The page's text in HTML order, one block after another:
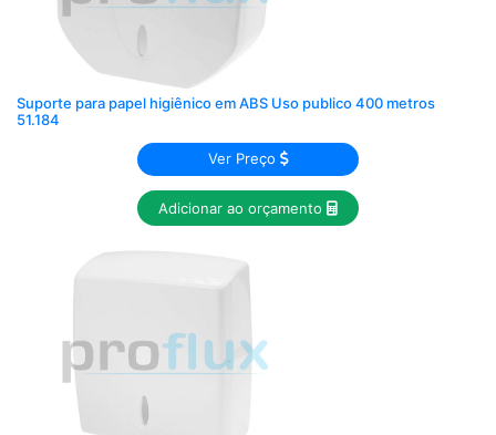
Suporte para papel higiênico em ABS Uso publico 400 metros
51.184
Ver Preço
Adicionar ao orçamento